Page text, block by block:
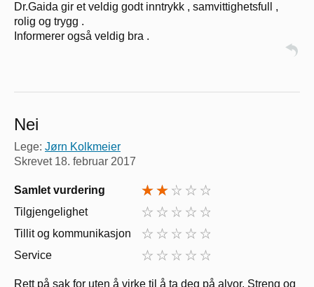
Dr.Gaida gir et veldig godt inntrykk , samvittighetsfull ,
rolig og trygg .
Informerer også veldig bra .
Nei
Lege: Jørn Kolkmeier
Skrevet 18. februar 2017
Samlet vurdering
Tilgjengelighet
Tillit og kommunikasjon
Service
Rett på sak for uten å virke til å ta deg på alvor. Streng og